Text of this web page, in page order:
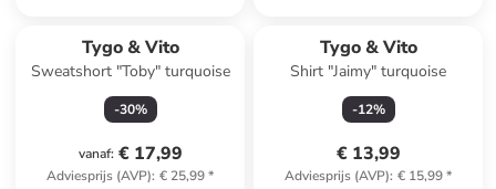
Tygo & Vito
Sweatshort "Toby" turquoise
-30%
vanaf: € 17,99
Adviesprijs (AVP): € 25,99*
Tygo & Vito
Shirt "Jaimy" turquoise
-12%
€ 13,99
Adviesprijs (AVP): € 15,99*